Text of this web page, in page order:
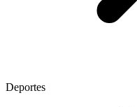
Deportes